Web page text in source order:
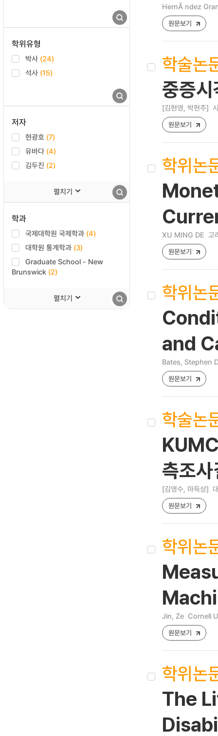
학위유형
박사 (24)
석사 (15)
저자
현광호 (7)
유바다 (4)
김두진 (2)
펼치기
학과
국제대학원 국제학과 (4)
대학원 통계학과 (3)
Graduate School - New
Brunswick (2)
펼치기
HernÃ ndez
원문보기
학술논
중증
[김현영, 박현주]
원문보기
학위논
XU MING DE 고
원문보기
학위논
and
Bates, Stephen
원문보기
학술논
측조
[김영수, 마득상]
원문보기
학위논
Jin, Ze Cornell
원문보기
학위논
The